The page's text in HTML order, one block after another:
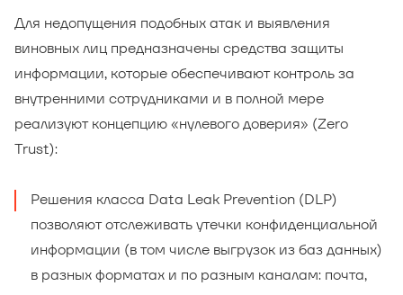
Для недопущения подобных атак и выявления
виновных лиц предназначены средства защиты
информации, которые обеспечивают контроль за
внутренними сотрудниками и в полной мере
реализуют концепцию «нулевого доверия» (Zero
Trust):
Решения класса Data Leak Prevention (DLP)
позволяют отслеживать утечки конфиденциальной
информации (в том числе выгрузок из баз данных)
в разных форматах и по разным каналам: почта,